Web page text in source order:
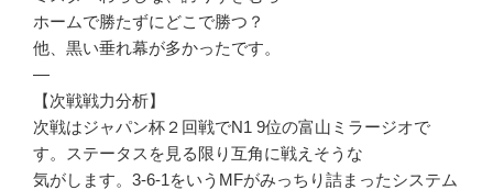
ホームで勝たずにどこで勝つ？
他、黒い垂れ幕が多かったです。
—
【次戦戦力分析】
次戦はジャパン杯２回戦でN1 9位の富山ミラージオで
す。ステータスを見る限り互角に戦えそうな
気がします。3-6-1をいうMFがみっちり詰まったシステム